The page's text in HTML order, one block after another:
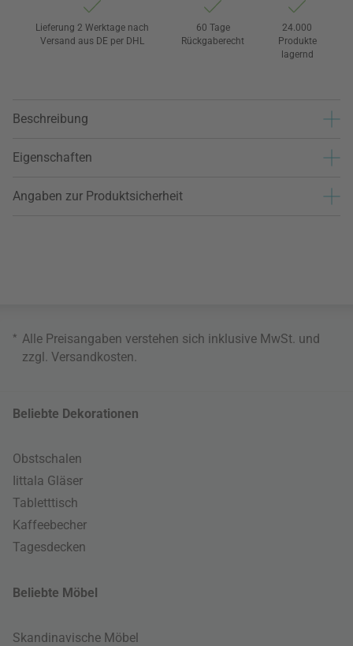
Lieferung 2 Werktage nach
Versand aus DE per DHL
60 Tage
Rückgaberecht
24.000
Produkte
lagernd
Beschreibung
Eigenschaften
Angaben zur Produktsicherheit
* Alle Preisangaben verstehen sich inklusive MwSt. und
zzgl. Versandkosten.
Beliebte Dekorationen
Obstschalen
Iittala Gläser
Tabletttisch
Kaffeebecher
Tagesdecken
Beliebte Möbel
Skandinavische Möbel